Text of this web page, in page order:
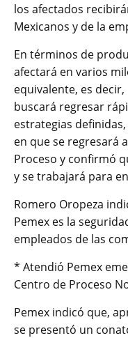
los afectados
Mexicanos y de la
En términos de
afectará en varios
equivalente, es
buscará regresar
estrategias
en que se regresará
Proceso y confirmó
y se trabajará para
Romero Oropeza
Pemex es la
empleados de las
* Atendió Pemex
Centro de Proceso
Pemex indicó que,
se presentó un